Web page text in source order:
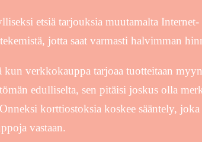
etsiä tarjouksia muutamalta Internet-
jotta saat varmasti halvimman
kun verkkokauppa tarjoaa tuotteitaan
edulliselta, sen pitäisi joskus olla
korttiostoksia koskee sääntely,
vastaan.